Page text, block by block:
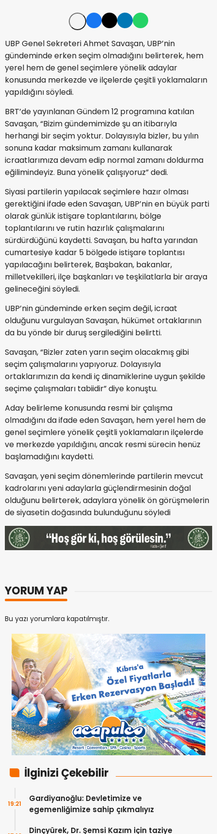
UBP Genel Sekreteri Ahmet Savaşan, UBP’nin
gündeminde erken seçim olmadığını belirterek, hem
yerel hem de genel seçimlere yönelik adaylar
konusunda merkezde ve ilçelerde çeşitli yoklamaların
yapıldığını söyledi.
BRT’de yayınlanan Gündem 12 programına katılan
Savaşan, “Bizim gündemimizde şu an itibarıyla
herhangi bir seçim yoktur. Dolayısıyla bizler, bu yılın
sonuna kadar maksimum zamanı kullanarak
icraatlarımıza devam edip normal zamanı doldurma
eğilimindeyiz. Buna yönelik çalışıyoruz” dedi.
Siyasi partilerin yapılacak seçimlere hazır olması
gerektiğini ifade eden Savaşan, UBP’nin en büyük parti
olarak günlük istişare toplantılarını, bölge
toplantılarını ve rutin hazırlık çalışmalarını
sürdürdüğünü kaydetti. Savaşan, bu hafta yarından
cumartesiye kadar 5 bölgede istişare toplantısı
yapılacağını belirterek, Başbakan, bakanlar,
milletvekilleri, ilçe başkanları ve teşkilatlarla bir araya
gelineceğini söyledi.
UBP’nin gündeminde erken seçim değil, icraat
olduğunu vurgulayan Savaşan, hükümet ortaklarının
da bu yönde bir duruş sergilediğini belirtti.
Savaşan, “Bizler zaten yarın seçim olacakmış gibi
seçim çalışmalarını yapıyoruz. Dolayısıyla
ortaklarımızın da kendi iç dinamiklerine uygun şekilde
seçime çalışmaları tabiidir” diye konuştu.
Aday belirleme konusunda resmi bir çalışma
olmadığını da ifade eden Savaşan, hem yerel hem de
genel seçimlere yönelik çeşitli yoklamaların ilçelerde
ve merkezde yapıldığını, ancak resmi sürecin henüz
başlamadığını kaydetti.
Savaşan, yeni seçim dönemlerinde partilerin mevcut
kadrolarını yeni adaylarla güçlendirmesinin doğal
olduğunu belirterek, adaylara yönelik ön görüşmelerin
de siyasetin doğasında bulunduğunu söyledi
YORUM YAP
Bu yazı yorumlara kapatılmıştır.
İlginizi Çekebilir
Gardiyanoğlu: Devletimize ve
egemenliğimize sahip çıkmalıyız
19:21
Dinçyürek, Dr. Şemsi Kazım için taziye